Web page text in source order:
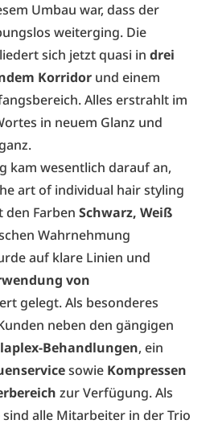
Umbau war, dass der
weiterging. Die
sich jetzt quasi in drei
Korridor und einem
Alles erstrahlt im
in neuem Glanz und
kam wesentlich darauf an,
art of individual hair styling
den Farben Schwarz, Weiß
Wahrnehmung
auf klare Linien und
von
gelegt. Als besonderes
neben den gängigen
Behandlungen, ein
sowie Kompressen
zur Verfügung. Als
sind alle Mitarbeiter in der Trio